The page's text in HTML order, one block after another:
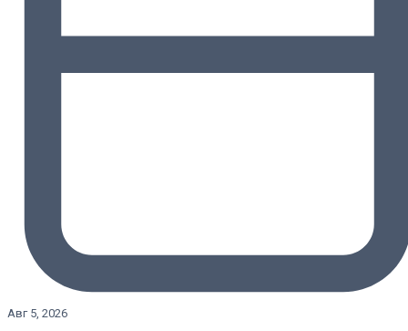
Авг 5, 2026